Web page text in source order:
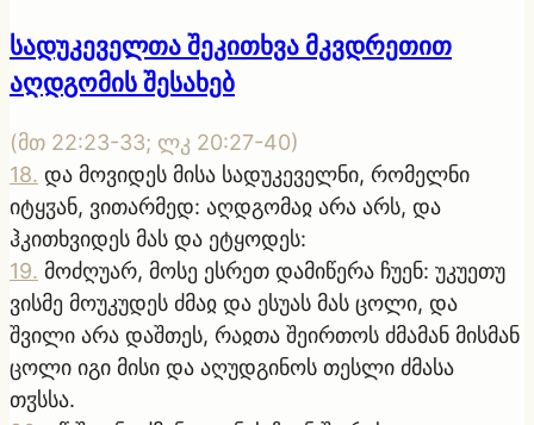
სადუკეველთა შეკითხვა მკვდრეთით
აღდგომის შესახებ
(მთ 22:23-33; ლკ 20:27-40)
18. და მოვიდეს მისა სადუკეველნი, რომელნი
იტყჳან, ვითარმედ: აღდგომაჲ არა არს, და
ჰკითხვიდეს მას და ეტყოდეს:
19. მოძღუარ, მოსე ესრეთ დამიწერა ჩუენ: უკუეთუ
ვისმე მოუკუდეს ძმაჲ და ესუას მას ცოლი, და
შვილი არა დაშთეს, რაჲთა შეირთოს ძმამან მისმან
ცოლი იგი მისი და აღუდგინოს თესლი ძმასა
თჳსსა.